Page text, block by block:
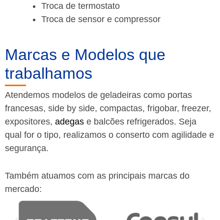
Troca de termostato
Troca de sensor e compressor
Marcas e Modelos que
trabalhamos
Atendemos modelos de geladeiras como portas
francesas, side by side, compactas, frigobar, freezer,
expositores, adegas e balcões refrigerados. Seja
qual for o tipo, realizamos o conserto com agilidade e
segurança.
Também atuamos com as principais marcas do
mercado: